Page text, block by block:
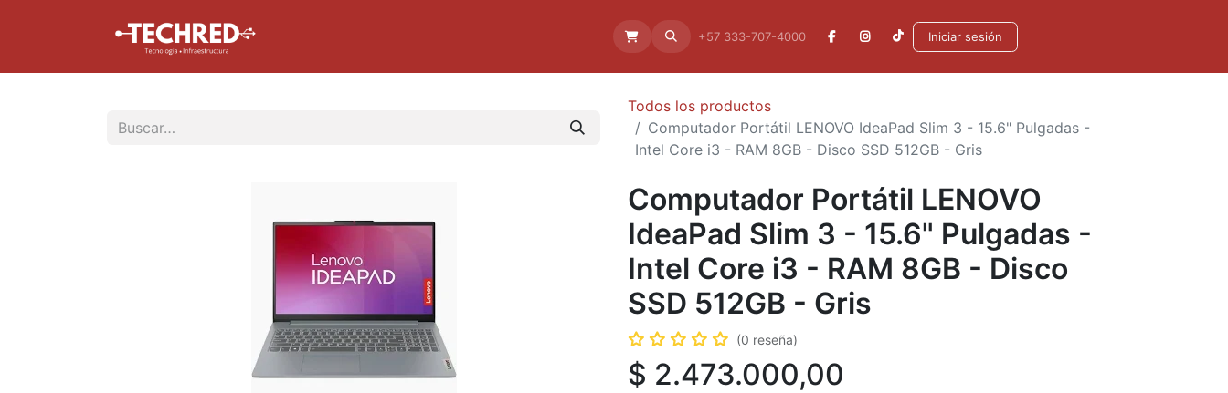
Aliados +57 333-707-4000 Iniciar sesión
Todos los productos
Computador Portátil LENOVO IdeaPad Slim 3 - 15.6" Pulgadas -
Intel Core i3 - RAM 8GB - Disco SSD 512GB - Gris
Computador Portátil LENOVO
IdeaPad Slim 3 - 15.6" Pulgadas -
Intel Core i3 - RAM 8GB - Disco
SSD 512GB - Gris
(0 reseña)
$ 2.473.000,00